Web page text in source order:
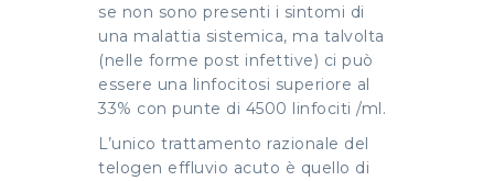
se non sono presenti i sintomi di
una malattia sistemica, ma talvolta
(nelle forme post infettive) ci può
essere una linfocitosi superiore al
33% con punte di 4500 linfociti /ml.
L’unico trattamento razionale del
telogen effluvio acuto è quello di